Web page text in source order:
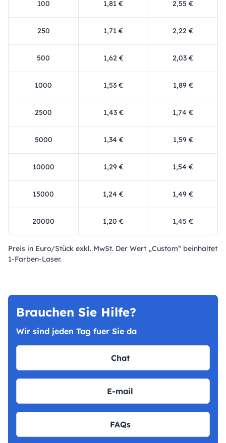
100 1,81 € 2,55 €
250 1,71 € 2,22 €
500 1,62 € 2,03 €
1000 1,53 € 1,89 €
2500 1,43 € 1,74 €
5000 1,34 € 1,59 €
10000 1,29 € 1,54 €
15000 1,24 € 1,49 €
20000 1,20 € 1,45 €
Preis in Euro/Stück exkl. MwSt. Der Wert „Custom“ beinhaltet
1-Farben-Laser.
Brauchen Sie Hilfe?
Wir sind jeden Tag fuer Sie da
Chat
E-mail
FAQs